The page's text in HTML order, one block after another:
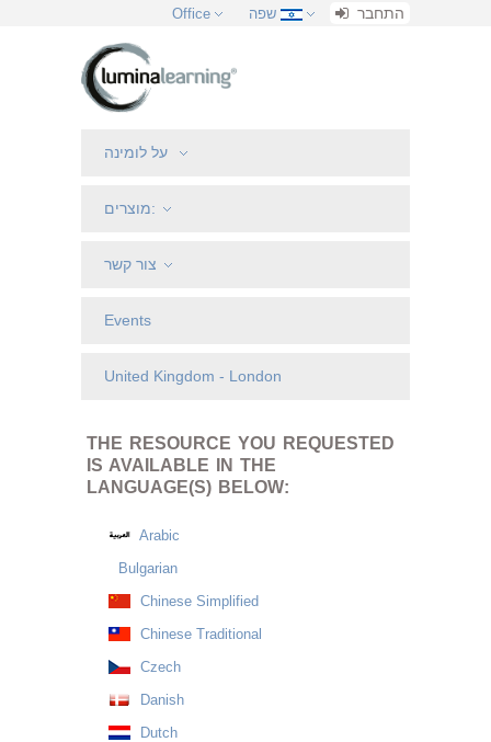
Office שפה התחבר
מוצרים:
צור קשר
Events
United Kingdom - London
THE RESOURCE YOU REQUESTED
IS AVAILABLE IN THE
LANGUAGE(S) BELOW:
Arabic
Bulgarian
Chinese Simplified
Chinese Traditional
Czech
Danish
Dutch